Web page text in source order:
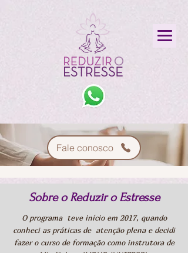
Fale conosco
Sobre o Reduzir o Estresse
O programa teve início em 2017, quando
conheci as práticas de atenção plena e decidi
fazer o curso de formação como instrutora de